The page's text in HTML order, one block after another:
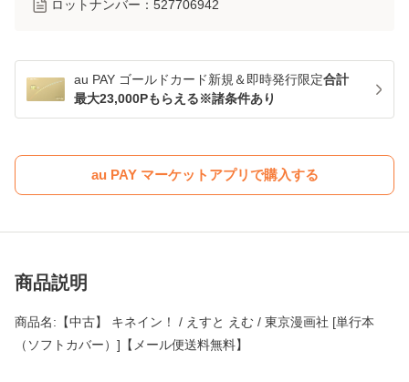
ロットナンバー： 527706942
au PAY ゴールドカード新規＆即時発行限定合計
最大23,000Pもらえる※諸条件あり
au PAY マーケットアプリで購入する
商品説明
商品名:【中古】 キネイン！ / えすと えむ / 東京漫画社 [単行本
（ソフトカバー）]【メール便送料無料】